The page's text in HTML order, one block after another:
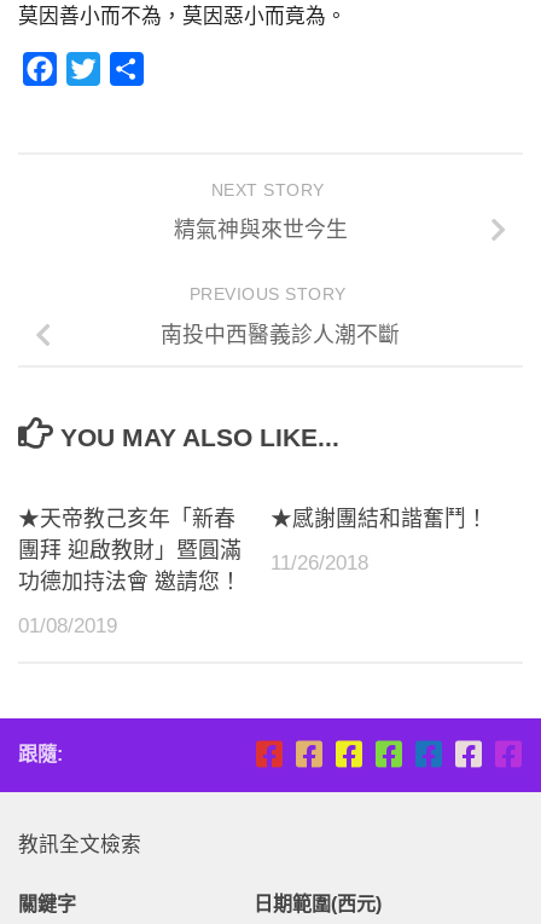
莫因善小而不為，莫因惡小而竟為。
Facebook
Twitter
NEXT STORY
精氣神與來世今生
PREVIOUS STORY
南投中西醫義診人潮不斷
YOU MAY ALSO LIKE...
★天帝教己亥年「新春
團拜 迎啟教財」暨圓滿
功德加持法會 邀請您！
01/08/2019
★感謝團結和諧奮鬥！
11/26/2018
跟隨:
教訊全文檢索
關鍵字 日期範圍(西元)